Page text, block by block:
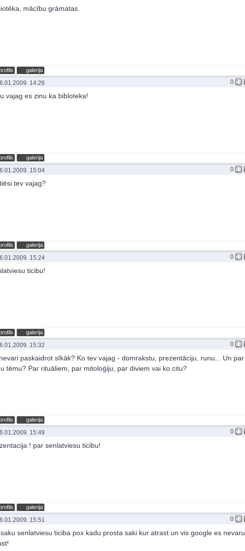
mācību grāmatas.
galerija
0
14:26
vajag es zinu ka bibloteka!
galerija
0
15:04
tev vajag?
galerija
0
15:24
ticibu!
galerija
0
15:32
paskaidrot sīkāk? Ko tev vajag - domrakstu, prezentāciju, runu... Un par
tēmu? Par rituāliem, par mitoloģiju, par diviem vai ko citu?
galerija
0
15:49
! par senlatviesu ticibu!
galerija
0
15:51
senlatviesu ticiba pox kadu prosta saki kur atrast un vis google es nevaru